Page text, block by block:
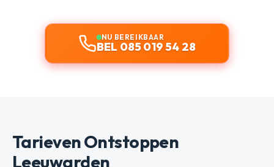
NU BEREIKBAAR
BEL 085 019 54 28
Tarieven Ontstoppen
Leeuwarden